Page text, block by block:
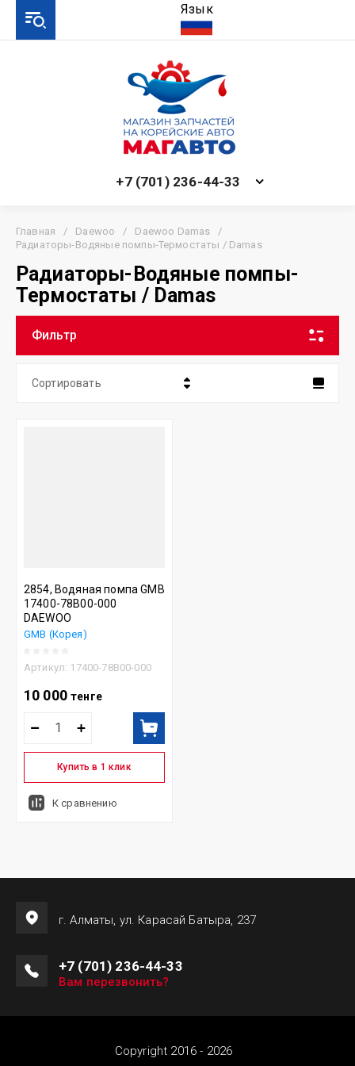
+7 (701) 236-44-33
Главная / Daewoo / Daewoo Damas
/
Радиаторы-Водяные помпы-Термостаты / Damas
Радиаторы-Водяные помпы-
Термостаты / Damas
Фильтр
Сортировать
2854, Водяная помпа GMB
17400-78B00-000
DAEWOO
GMB (Корея)
Артикул: 17400-78B00-000
10 000 тенге
Купить в 1 клик
К сравнению
г. Алматы, ул. Карасай Батыра, 237
+7 (701) 236-44-33
Вам перезвонить?
Copyright 2016 - 2026
Язык